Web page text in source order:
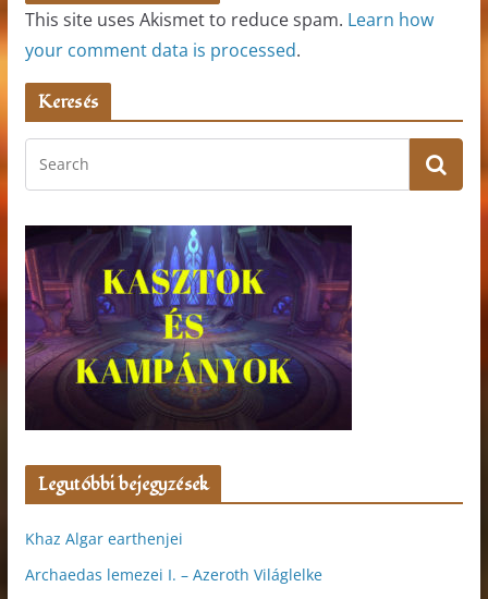
This site uses Akismet to reduce spam. Learn how
your comment data is processed.
Keresés
Legutóbbi bejegyzések
Khaz Algar earthenjei
Archaedas lemezei I. – Azeroth Világlelke